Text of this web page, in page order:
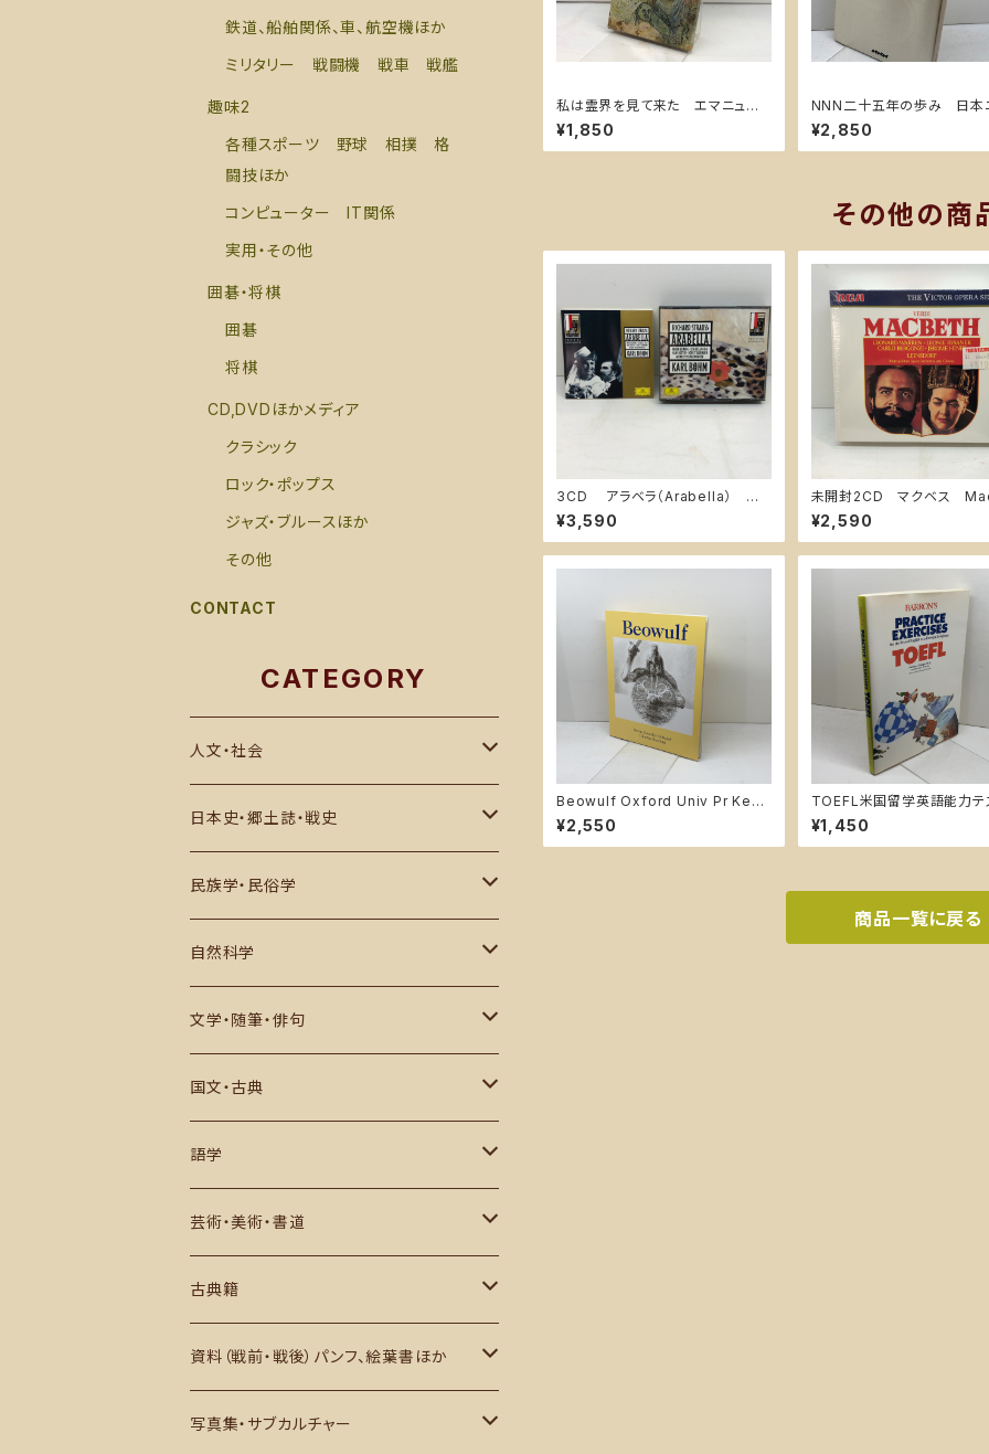
私は霊界を見て来た エマニュエ
ル・スウェンデンボルグ 叢文社
¥1,850
NNN二十五年の歩み 日本
スネットワーク 1991年
¥2,850
その他の商
3CD アラベラ（Arabella） カ
ール・ベーム指揮 リヒャルト・シュ
トラウス 独グラモフォン輸入盤
¥3,590
未開封2CD マクベス
h ラインスドルフ指揮 ヴェ
ィ 米RCA輸入盤
¥2,590
Beowulf Oxford Univ Pr Kevi
nCrossley-Holland
¥2,550
TOEFL米国留学英語能力テ
習問題 太陽社 ９４年
¥1,450
商品一覧に戻る
鉄道、船舶関係、車、航空機ほか
ミリタリー 戦闘機 戦車 戦艦
趣味2
各種スポーツ 野球 相撲 格
闘技ほか
コンピューター IT関係
実用・その他
囲碁・将棋
囲碁
将棋
CD,DVDほかメディア
クラシック
ロック・ポップス
ジャズ・ブルースほか
その他
CONTACT
CATEGORY
人文・社会
思想・哲学・宗教
社会科学・世界史
その他
日本史・郷土誌・戦史
郷土誌
古代史・民族
中世・江戸期
戦史・戦記・近代史
現代史
民族学・民俗学
日本国内
アジア
ヨーロッパ・アフリカその他
自然科学
数学・物理・宇宙・科学
生物・自然・動物など
その他
文学・随筆・俳句
近代文学・評論
推理小説・評論
俳句・川柳・歌集など
西洋文学
アジアほか
国文・古典
作品
研究・評論ほか
語学
日本語学
英語学
その他
芸術・美術・書道
芸術史・評論・解説
美術・図録・画集・作品集
書道・中文書
古典籍
和本・写本ほか
古地図・1枚もの ほか
資料（戦前・戦後）パンフ、絵葉書ほか
日本国内
写真集・サブカルチャー